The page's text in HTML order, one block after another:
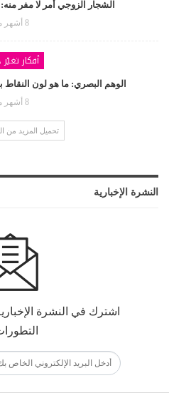
الشجار الزوجي أمر لا مفر منه: 3 أفكار تجعل شجاركما…
8 أشهر منذ
أفكار
الوهم البصري: ما هو لون
8 أشهر منذ
تحميل المزيد من
النشرة الإخبارية
اشترك في النشرة